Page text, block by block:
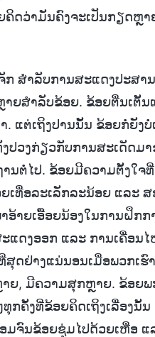
ຄິດວ່າມັນຄົງຈະເປັນກຽດຫຼ
ກ ສຳລັບການສະແດງປະສາ
ຍສຳລັບຂ້ອຍ. ຂ້ອຍຕື່ນເຕັ້ນ
ແຕ່ເຖິງປານນັ້ນ ຂ້ອຍກໍ່ຍັງບໍ່
ວງກ່ຽວກັບການສະເດັດມາ
ນຕໍ່ໄປ. ຂ້ອຍມີຄວາມຕັ້ງໃຈ
ເທື່ອລະເລັກລະນ້ອຍ ແລະ ສ
າຍເອື້ອຍນ້ອງໃນການຝຶກກ
ແດງອອກ ແລະ ການເຄື່ອນ
ດຢ່າງແນ່ນອນເມື່ອພວກເຮົ
ຍ, ມີຄວາມສຸກຫຼາຍ. ຂ້ອຍພ
ກຄັ້ງທີ່ຂ້ອຍຄິດເຖິງເລື່ອງນັ້
ຈົນຂ້ອຍຊຸ່ມໄປດ້ວຍເຫື່ອ ແ